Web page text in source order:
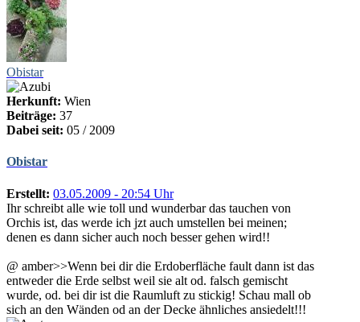
Obistar
Herkunft: Wien
Beiträge: 37
Dabei seit: 05 / 2009
Obistar
Erstellt: 03.05.2009 - 20:54 Uhr
Ihr schreibt alle wie toll und wunderbar das tauchen von
Orchis ist, das werde ich jzt auch umstellen bei meinen;
denen es dann sicher auch noch besser gehen wird!!
@ amber>>Wenn bei dir die Erdoberfläche fault dann ist das
entweder die Erde selbst weil sie alt od. falsch gemischt
wurde, od. bei dir ist die Raumluft zu stickig! Schau mall ob
sich an den Wänden od an der Decke ähnliches ansiedelt!!!